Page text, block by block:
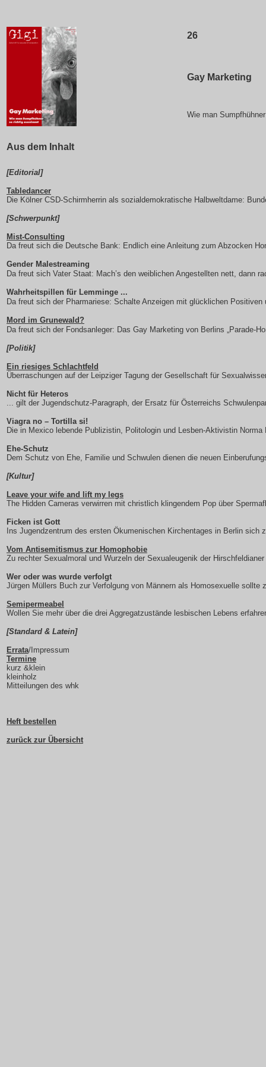
26
Gay Marketing
Wie man
Aus dem Inhalt
[Editorial]
Tabledancer
Die Kölner CSD-Schirmherrin als sozialdemokratische Halbweltdame:
[Schwerpunkt]
Mist-Consulting
Da freut sich die Deutsche Bank: Endlich eine Anleitung zum Abzocken
Gender Malestreaming
Da freut sich Vater Staat: Mach’s den weiblichen Angestellten nett, dann
Wahrheitspillen für Lemminge ...
Da freut sich der Pharmariese: Schalte Anzeigen mit glücklichen
Mord im Grunewald?
Da freut sich der Fondsanleger: Das Gay Marketing von Berlins „Parade-
[Politik]
Ein riesiges Schlachtfeld
Überraschungen auf der Leipziger Tagung der Gesellschaft für
Nicht für Heteros
... gilt der Jugendschutz-Paragraph, der Ersatz für Österreichs
Viagra no – Tortilla si!
Die in Mexico lebende Publizistin, Politologin und Lesben-Aktivistin
Ehe-Schutz
Dem Schutz von Ehe, Familie und Schwulen dienen die neuen
[Kultur]
Leave your wife and lift my legs
The Hidden Cameras verwirren mit christlich klingendem Pop über
Ficken ist Gott
Ins Jugendzentrum des ersten Ökumenischen Kirchentages in Berlin sich
Vom Antisemitismus zur Homophobie
Zu rechter Sexualmoral und Wurzeln der Sexualeugenik der
Wer oder was wurde verfolgt
Jürgen Müllers Buch zur Verfolgung von Männern als Homosexuelle sollte
Semipermeabel
Wollen Sie mehr über die drei Aggregatzustände lesbischen Lebens
[Standard & Latein]
Errata/Impressum
Termine
kurz &klein
kleinholz
Mitteilungen des whk
Heft bestellen
zurück zur Übersicht